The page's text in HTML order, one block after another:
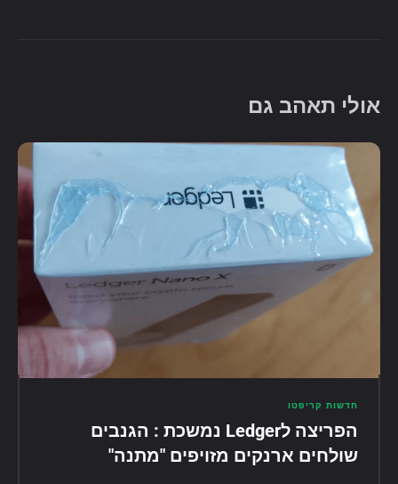
אולי תאהב גם
חדשות קריפטו
הפריצה לLedger נמשכת : הגנבים
שולחים ארנקים מזויפים "מתנה"